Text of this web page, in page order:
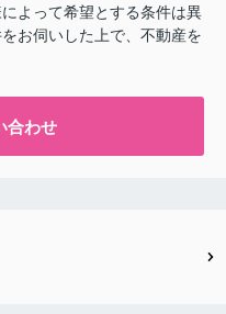
よって希望とする条件は異
お伺いした上で、不動産を
合わせ